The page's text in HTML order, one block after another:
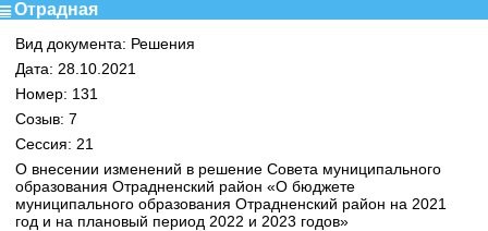
Отрадная
Вид документа: Решения
Дата: 28.10.2021
Номер: 131
Созыв: 7
Сессия: 21
О внесении изменений в решение Совета муниципального
образования Отрадненский район «О бюджете
муниципального образования Отрадненский район на 2021
год и на плановый период 2022 и 2023 годов»